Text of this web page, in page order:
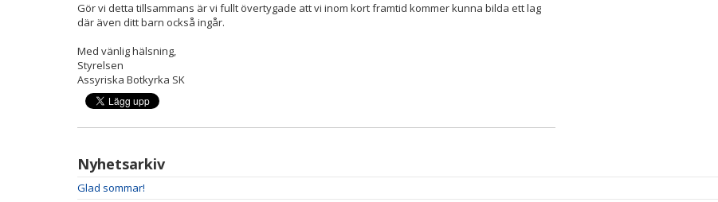
Gör vi detta tillsammans är vi fullt övertygade att vi inom kort framtid kommer kunna bilda ett lag
där även ditt barn också ingår.
Med vänlig hälsning,
Styrelsen
Assyriska Botkyrka SK
Nyhetsarkiv
Glad sommar!